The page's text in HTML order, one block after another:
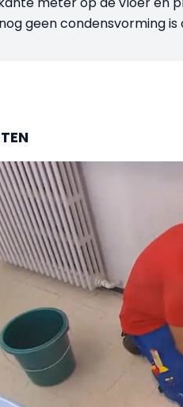
geen condensvorming